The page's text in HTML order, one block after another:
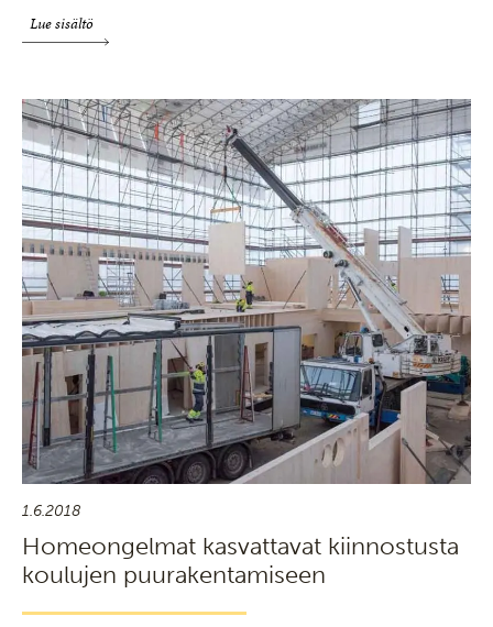
Lue sisältö
1.6.2018
Homeongelmat kasvattavat kiinnostusta
koulujen puurakentamiseen